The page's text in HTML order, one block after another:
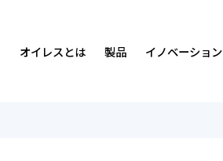
オイレスとは 製品 イノベーション